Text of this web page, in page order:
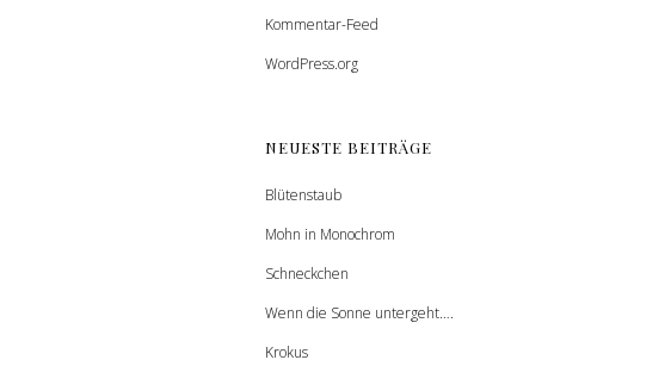
Kommentar-Feed
WordPress.org
NEUESTE BEITRÄGE
Blütenstaub
Mohn in Monochrom
Schneckchen
Wenn die Sonne untergeht….
Krokus